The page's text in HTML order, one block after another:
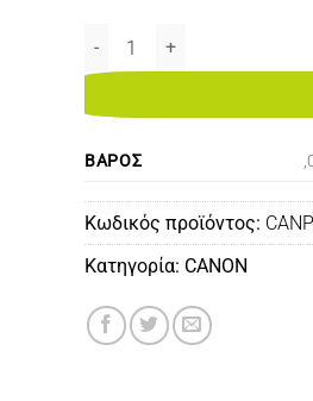
CANON PG-510 BLACK
ΒΆΡΟΣ
Κωδικός προϊόντος:
Κατηγορία: CANON